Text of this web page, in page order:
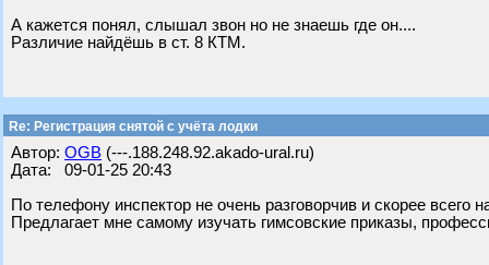
А кажется понял, слышал звон но не знаешь где он....
Различие найдёшь в ст. 8 КТМ.
Re: Регистрация снятой с учёта лодки
Автор: OGB (---.188.248.92.akado-ural.ru)
Дата: 09-01-25 20:43
По телефону инспектор не очень разговорчив и скорее всего
Предлагает мне самому изучать гимсовские приказы,